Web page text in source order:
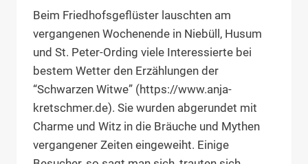
Beim Friedhofsgeflüster lauschten am
vergangenen Wochenende in Niebüll, Husum
und St. Peter-Ording viele Interessierte bei
bestem Wetter den Erzählungen der
“Schwarzen Witwe” (https://www.anja-
kretschmer.de). Sie wurden abgerundet mit
Charme und Witz in die Bräuche und Mythen
vergangener Zeiten eingeweiht. Einige